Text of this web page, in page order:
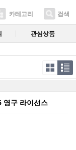
카테고리 검색
관심상품
구 라이선스